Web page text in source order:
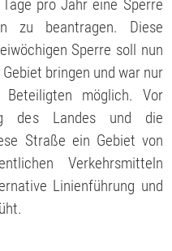
pro Jahr eine Sperre
zu beantragen. Diese
Sperre soll nun
bringen und war nur
Beteiligten möglich. Vor
des Landes und die
Straße ein Gebiet von
Verkehrsmitteln
Linienführung und